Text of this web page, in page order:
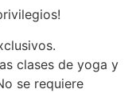
clases de yoga y
se requiere